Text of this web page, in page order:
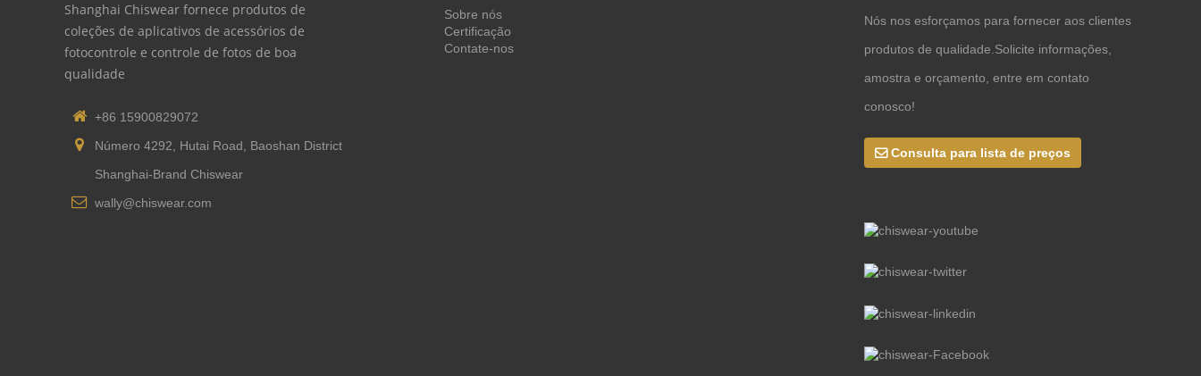
Shanghai Chiswear fornece produtos de
coleções de aplicativos de acessórios de
fotocontrole e controle de fotos de boa
qualidade
+86 15900829072
Número 4292, Hutai Road, Baoshan District
Shanghai-Brand Chiswear
wally@chiswear.com
Sobre nós
Certificação
Contate-nos
Nós nos esforçamos para fornecer aos clientes
produtos de qualidade.Solicite informações,
amostra e orçamento, entre em contato
conosco!
Consulta para lista de preços